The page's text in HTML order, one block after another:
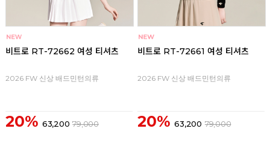
비트로 RT-72662 여성 티셔츠
2026 FW 신상 배드민턴의류
20% 63,200 79,000
비트로 RT-72661 여성 티셔츠
2026 FW 신상 배드민턴의류
20% 63,200 79,000